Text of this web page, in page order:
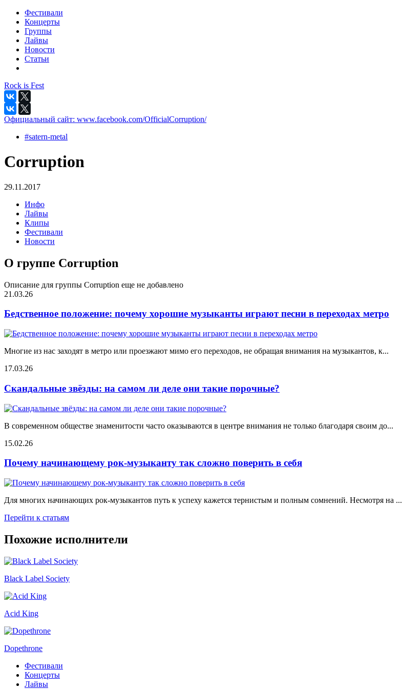
Фестивали
Концерты
Группы
Лайвы
Новости
Статьи
Rock is Fest
Официальный сайт: www.facebook.com/OfficialCorruption/
#satern-metal
Corruption
29.11.2017
Инфо
Лайвы
Клипы
Фестивали
Новости
О группе Corruption
Описание для группы Corruption еще не добавлено
21.03.26
Бедственное положение: почему хорошие музыканты играют песни в переходах метро
Многие из нас заходят в метро или проезжают мимо его переходов, не обращая внимания на музыкантов, к...
17.03.26
Скандальные звёзды: на самом ли деле они такие порочные?
В современном обществе знаменитости часто оказываются в центре внимания не только благодаря своим до...
15.02.26
Почему начинающему рок-музыканту так сложно поверить в себя
Для многих начинающих рок-музыкантов путь к успеху кажется тернистым и полным сомнений. Несмотря на ...
Перейти к статьям
Похожие исполнители
Black Label Society
Acid King
Dopethrone
Фестивали
Концерты
Лайвы